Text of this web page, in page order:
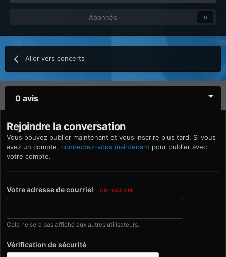
Abonnés 0
Aller vers concerts
0 avis
Rejoindre la conversation
Vous pouvez publier maintenant et vous inscrire plus tard. Si vous
avez un compte, connectez-vous maintenant pour publier avec
votre compte.
Votre adresse de courriel OBLIGATOIRE
Cela ne sera pas affiché aux autres utilisateurs.
Vérification de sécurité